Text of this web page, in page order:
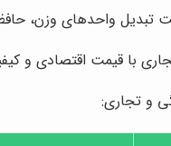
تبدیل واحدهای وزن،
با قیمت اقتصادی و
و تجاری: